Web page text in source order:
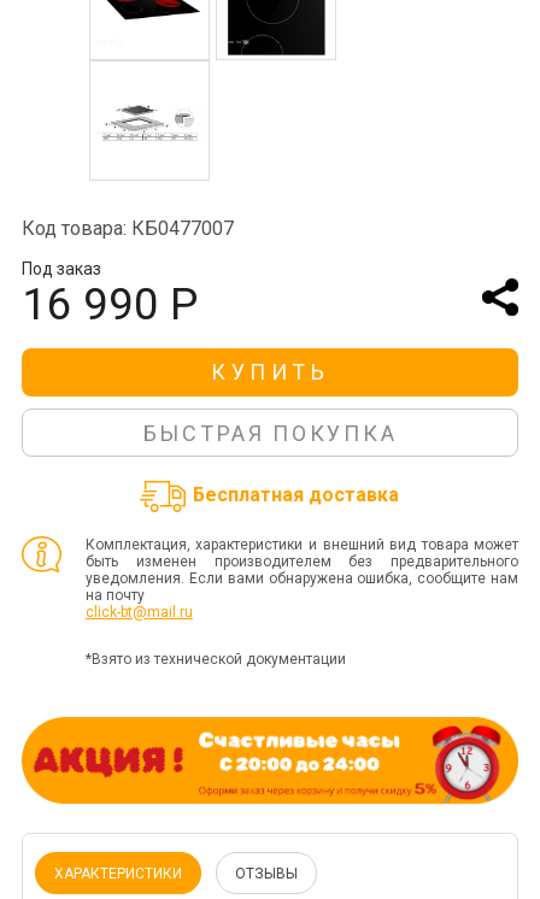
Код товара: КБ0477007
Под заказ
16 990 Р
КУПИТЬ
БЫСТРАЯ ПОКУПКА
Бесплатная доставка
Комплектация, характеристики и внешний вид товара может
быть изменен производителем без предварительного
уведомления. Если вами обнаружена ошибка, сообщите нам
на почту
click-bt@mail.ru
*Взято из технической документации
ХАРАКТЕРИСТИКИ ОТЗЫВЫ